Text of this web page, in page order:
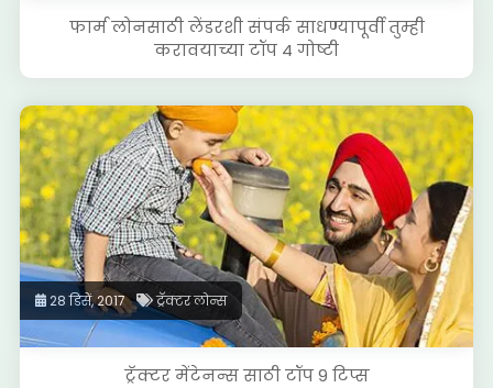
फार्म लोनसाठी लेंडरशी संपर्क साधण्यापूर्वी तुम्ही
करावयाच्या टॉप 4 गोष्टी
28 डिसें, 2017 ट्रॅक्टर लोन्स
ट्रॅक्टर मेंटेनन्स साठी टॉप 9 टिप्स